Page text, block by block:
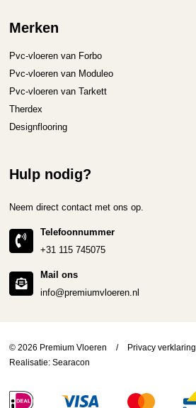
Merken
Pvc-vloeren van Forbo
Pvc-vloeren van Moduleo
Pvc-vloeren van Tarkett
Therdex
Designflooring
Hulp nodig?
Neem direct contact met ons op.
Telefoonnummer
+31 115 745075
Mail ons
info@premiumvloeren.nl
© 2026 Premium Vloeren / Privacy verklaring
Realisatie:Searacon